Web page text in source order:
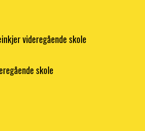
videregående skole
skole